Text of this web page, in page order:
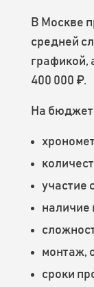
В Москве
средней
графикой,
400 000 ₽.
На бюджет
участие
наличие
монтаж,
сроки